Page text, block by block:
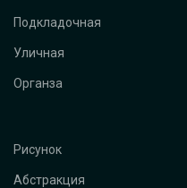
Подкладочная
Уличная
Органза
Рисунок
Абстракция